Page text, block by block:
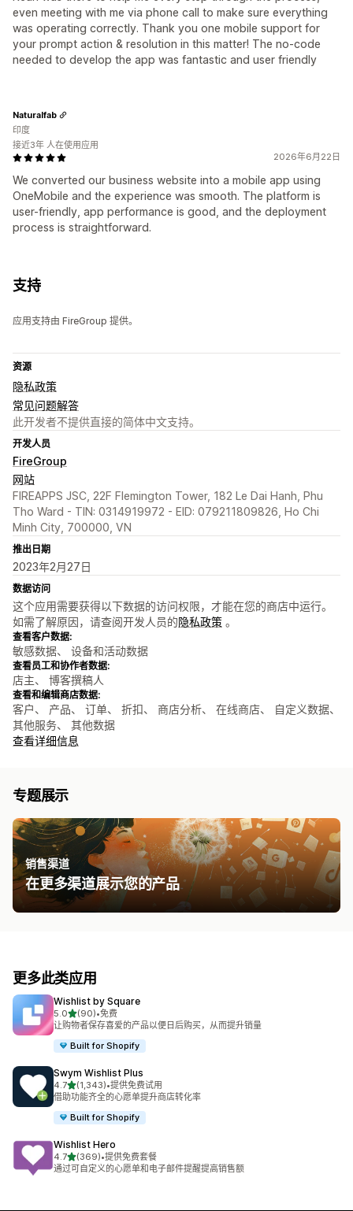
even meeting with me via phone call to make sure everything
was operating correctly. Thank you one mobile support for
your prompt action & resolution in this matter! The no-code
needed to develop the app was fantastic and user friendly
2026年6月22日
We converted our business website into a mobile app using
OneMobile and the experience was smooth. The platform is
user-friendly, app performance is good, and the deployment
process is straightforward.
Naturalfab
印度
接近3年 人在使用应用
支持
应用支持由 FireGroup 提供。
资源
隐私政策
常见问题解答
此开发者不提供直接的简体中文支持。
开发人员
FireGroup
网站
FIREAPPS JSC, 22F Flemington Tower, 182 Le Dai Hanh, Phu
Tho Ward - TIN: 0314919972 - EID: 079211809826, Ho Chi
Minh City, 700000, VN
推出日期
2023年2月27日
数据访问
这个应用需要获得以下数据的访问权限，才能在您的商店中运行。
如需了解原因，请查阅开发人员的隐私政策 。
查看客户数据:
敏感数据、 设备和活动数据
查看员工和协作者数据:
店主、 博客撰稿人
查看和编辑商店数据:
客户、 产品、 订单、 折扣、 商店分析、 在线商店、 自定义数据、
其他服务、 其他数据
查看详细信息
专题展示
销售渠道
在更多渠道展示您的产品
更多此类应用
Wishlist by Square
5.0星（满分 5 星）
(90)
总共 90 条评论
•免费
让购物者保存喜爱的产品以便日后购买，从而提升销量
Built for Shopify
Swym Wishlist Plus
4.7星（满分 5 星）
(1,343)
总共 1343 条评论
•提供免费试用
借助功能齐全的心愿单提升商店转化率
Built for Shopify
Wishlist Hero
4.7星（满分 5 星）
(369)
总共 369 条评论
•提供免费套餐
通过可自定义的心愿单和电子邮件提醒提高销售额